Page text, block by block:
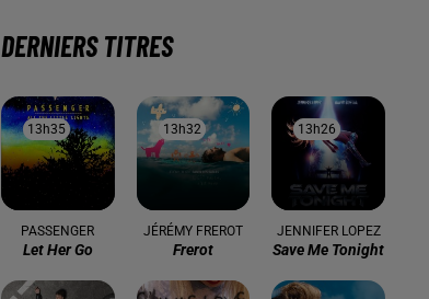
DERNIERS TITRES
13h35
13h35
PASSENGER
Let Her Go
13h32
13h32
JÉRÉMY FREROT
Frerot
13h26
13h26
JENNIFER LOPEZ
Save Me Tonight